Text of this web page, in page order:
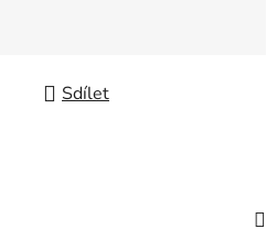
Sdílet